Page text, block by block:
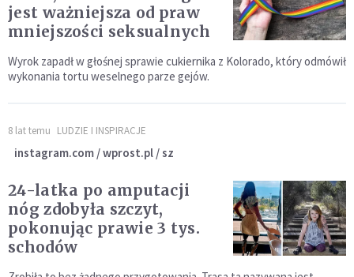
jest ważniejsza od praw
mniejszości seksualnych
Wyrok zapadł w głośnej sprawie cukiernika z Kolorado, który odmówił
wykonania tortu weselnego parze gejów.
8 lat temu LUDZIE I INSPIRACJE
instagram.com / wprost.pl / sz
24-latka po amputacji
nóg zdobyła szczyt,
pokonując prawie 3 tys.
schodów